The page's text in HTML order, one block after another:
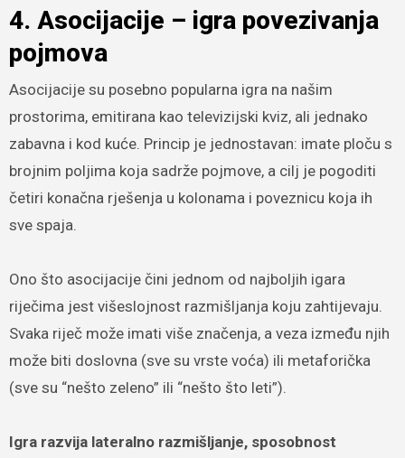
4. Asocijacije – igra povezivanja
pojmova
Asocijacije su posebno popularna igra na našim
prostorima, emitirana kao televizijski kviz, ali jednako
zabavna i kod kuće. Princip je jednostavan: imate ploču s
brojnim poljima koja sadrže pojmove, a cilj je pogoditi
četiri konačna rješenja u kolonama i poveznicu koja ih
sve spaja.
Ono što asocijacije čini jednom od najboljih igara
riječima jest višeslojnost razmišljanja koju zahtijevaju.
Svaka riječ može imati više značenja, a veza između njih
može biti doslovna (sve su vrste voća) ili metaforička
(sve su “nešto zeleno” ili “nešto što leti”).
Igra razvija lateralno razmišljanje, sposobnost